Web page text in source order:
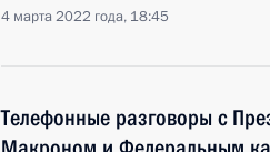
4 марта 2022 года, 18:45
Телефонные разговоры с